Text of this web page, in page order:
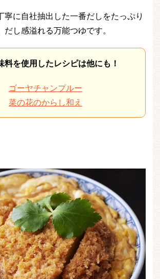
寧に自社抽出した一番だしをたっぷり
だし感溢れる万能つゆです。
料を使用したレシピは他にも！
ゴーヤチャンプルー
菜の花のからし和え